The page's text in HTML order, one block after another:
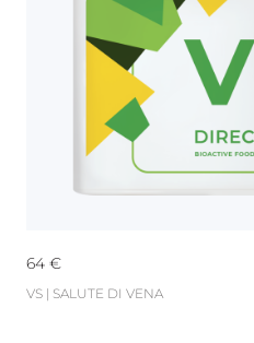
64 €
VS | SALUTE DI VENA